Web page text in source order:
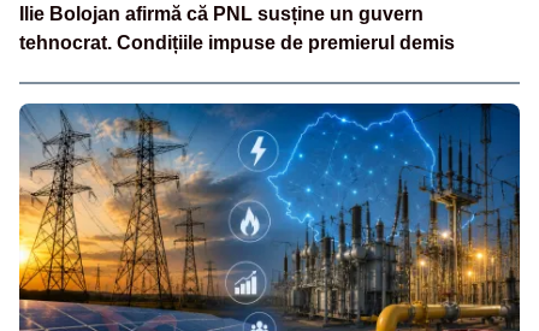
Ilie Bolojan afirmă că PNL susține un guvern
tehnocrat. Condițiile impuse de premierul demis